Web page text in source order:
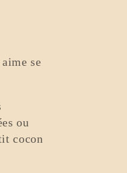
se
ou
cocon